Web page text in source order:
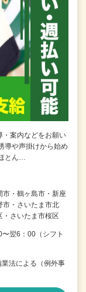
・案内などをお願い
導や声掛けから始め
とん…
市・鶴ヶ島市・新座
市・さいたま市北
・さいたま市桜区
翌6：00（シフト
法による（例外事